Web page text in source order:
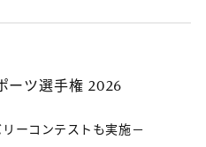
ーツ選手権 2026
ーコンテストも実施－